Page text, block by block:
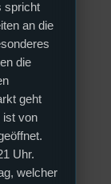
spricht
an die
die
geht
ist von
Uhr.
welcher